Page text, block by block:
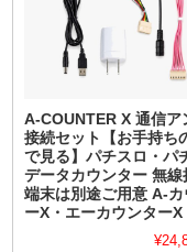
A-COUNTER X 通信ア
接続セット【お手持ち
で見る】パチスロ・パ
データカウンター 無線
端末は別途ご用意 A-カ
ーX・エーカウンターX